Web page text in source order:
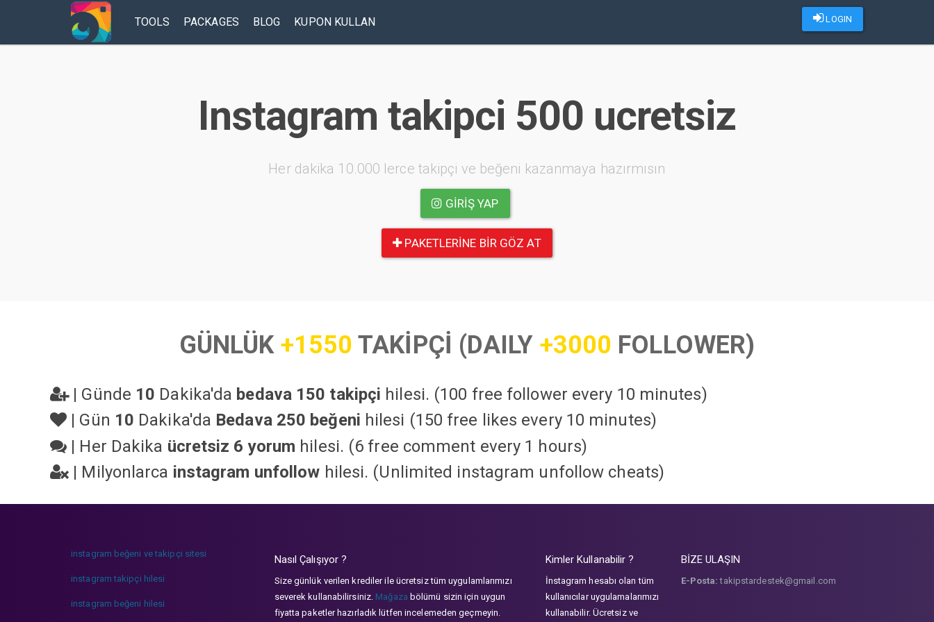
LOGIN
TOOLS PACKAGES BLOG KUPON KULLAN
Instagram takipci 500 ucretsiz
Her dakika 10.000 lerce takipçi ve beğeni kazanmaya hazırmısın
GIRIŞ YAP
PAKETLERINE BIR GÖZ AT
GÜNLÜK +1550 TAKİPÇİ (DAILY +3000 FOLLOWER)
| Günde 10 Dakika'da bedava 150 takipçi hilesi. (100 free follower every 10 minutes)
| Gün 10 Dakika'da Bedava 250 beğeni hilesi (150 free likes every 10 minutes)
| Her Dakika ücretsiz 6 yorum hilesi. (6 free comment every 1 hours)
| Milyonlarca instagram unfollow hilesi. (Unlimited instagram unfollow cheats)
instagram beğeni ve takipçi sitesi
instagram takipçi hilesi
instagram beğeni hilesi
Nasıl Çalışıyor ?
Size günlük verilen krediler ile ücretsiz tüm uygulamlarımızı
severek kullanabilirsiniz. Mağaza bölümü sizin için uygun
fiyatta paketler hazırladık lütfen incelemeden geçmeyin.
Kimler Kullanabilir ?
İnstagram hesabı olan tüm
kullanıcılar uygulamalarımızı
kullanabilir. Ücretsiz ve
BİZE ULAŞIN
E-Posta: takipstardestek@gmail.com